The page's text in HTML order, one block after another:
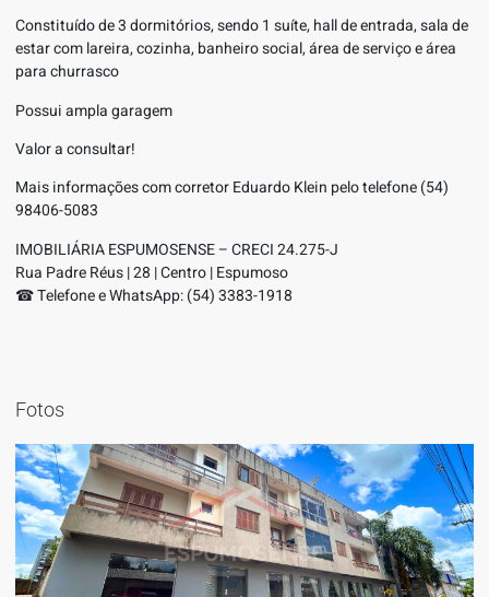
Constituído de 3 dormitórios, sendo 1 suíte, hall de entrada, sala de
estar com lareira, cozinha, banheiro social, área de serviço e área
para churrasco
Possui ampla garagem
Valor a consultar!
Mais informações com corretor Eduardo Klein pelo telefone (54)
98406-5083
IMOBILIÁRIA ESPUMOSENSE – CRECI 24.275-J
Rua Padre Réus | 28 | Centro | Espumoso
☎ Telefone e WhatsApp: (54) 3383-1918
Fotos